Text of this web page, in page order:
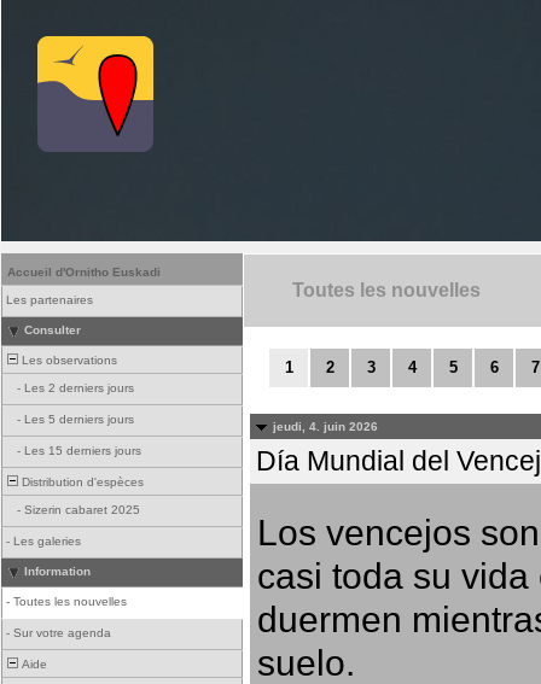
Accueil d'Ornitho Euskadi
Les partenaires
Consulter
Les observations
- Les 2 derniers jours
- Les 5 derniers jours
- Les 15 derniers jours
Distribution d'espèces
- Sizerin cabaret 2025
- Les galeries
Information
- Toutes les nouvelles
- Sur votre agenda
Aide
Toutes les nouvelles
1 2 3 4 5 6 7
jeudi, 4. juin 2026
Día Mundial del
Los vencejos
casi toda su
duermen
suelo.